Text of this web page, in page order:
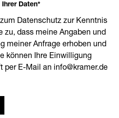
Daten*
Datenschutz zur Kenntnis
zu, dass meine Angaben und
meiner Anfrage erhoben und
können Ihre Einwilligung
per E-Mail an info@kramer.de